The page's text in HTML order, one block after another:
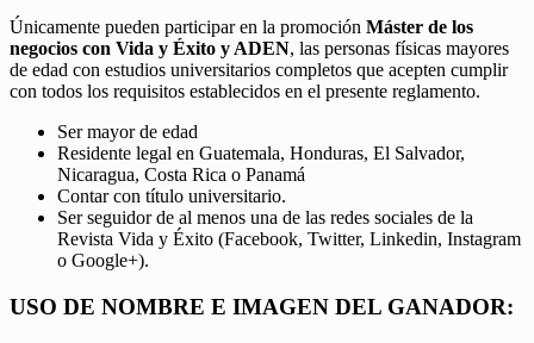
Únicamente pueden participar en la promoción Máster de los
negocios con Vida y Éxito y ADEN, las personas físicas mayores
de edad con estudios universitarios completos que acepten cumplir
con todos los requisitos establecidos en el presente reglamento.
Ser mayor de edad
Residente legal en Guatemala, Honduras, El Salvador,
Nicaragua, Costa Rica o Panamá
Contar con título universitario.
Ser seguidor de al menos una de las redes sociales de la
Revista Vida y Éxito (Facebook, Twitter, Linkedin, Instagram
o Google+).
USO DE NOMBRE E IMAGEN DEL GANADOR: